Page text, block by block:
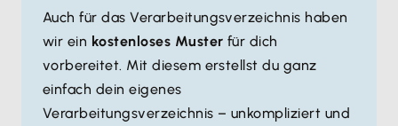
Auch für das Verarbeitungsverzeichnis haben
wir ein kostenloses Muster für dich
vorbereitet. Mit diesem erstellst du ganz
einfach dein eigenes
Verarbeitungsverzeichnis – unkompliziert und